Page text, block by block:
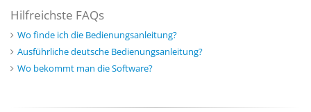
Hilfreichste FAQs
Wo finde ich die Bedienungsanleitung?
Ausführliche deutsche Bedienungsanleitung?
Wo bekommt man die Software?